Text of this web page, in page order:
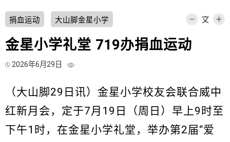
捐血运动 大山脚金星小学
金星小学礼堂 719办捐血运动
2026年6月29日
（大山脚29日讯）金星小学校友会联合威中
红新月会，定于7月19日（周日）早上9时至
下午1时，在金星小学礼堂，举办第2届“爱